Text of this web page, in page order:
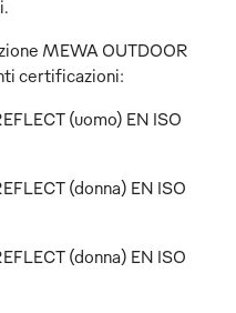
MEWA OUTDOOR
certificazioni:
(uomo) EN ISO
(donna) EN ISO
(donna) EN ISO